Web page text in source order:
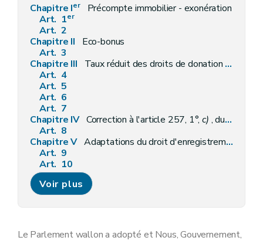
Chapitre Ier
Précompte immobilier - exonération
Art. 1er
Art. 2
Chapitre II
Eco-bonus
Art. 3
Chapitre III
Taux réduit des droits de donation et de droit de succession applicable aux ASBL, aux fondations privées et aux personnes morales de droit public
Art. 4
Art. 5
Art. 6
Art. 7
Chapitre IV Correction à l'article 257, 1°,c) , du Code des impôts sur les revenus 1992
Art. 8
Chapitre V Adaptations du droit d'enregistrement sur les donations et du droit de succession et de mutation par décès
Art. 9
Art. 10
Art. 11
Chapitre VI
Adaptation du droit d'enregistrement sur les mutations immobilières à la réforme des zones à forte pression immobilière et à très forte pression immobilière entrée en vigueur le 1
Art. 12
Art. 14
Voir plus
Le Parlement wallon a adopté et Nous, Gouvernement,